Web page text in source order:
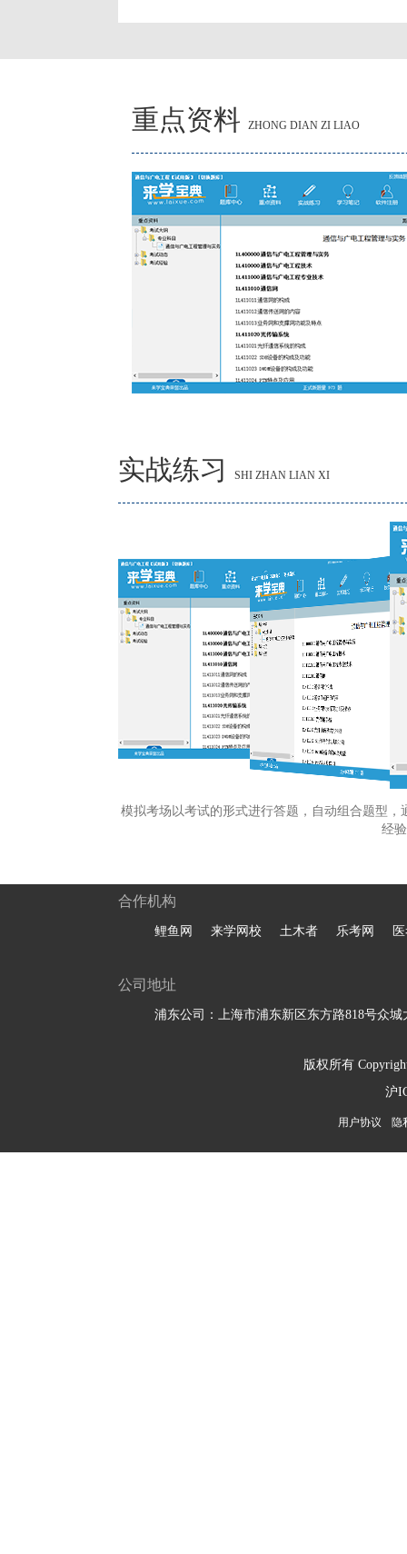
重点资料 ZHONG DIAN ZI LIAO
实战练习 SHI ZHAN LIAN XI
模拟考场以考试的形式进行答题，自动组合题型
经
合作机构
鲤鱼网 来学网校 土木者 乐考网
公司地址
浦东公司：上海市浦东新区东方路818号众城
版权所有
沪
用户协议 隐